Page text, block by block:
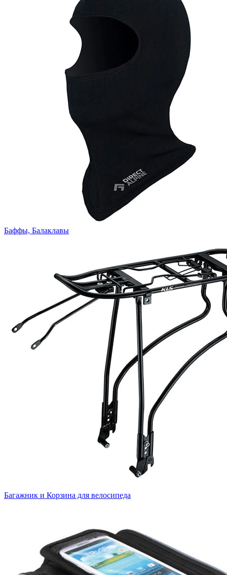
Баффы, Балаклавы
Багажник и Корзина для велосипеда